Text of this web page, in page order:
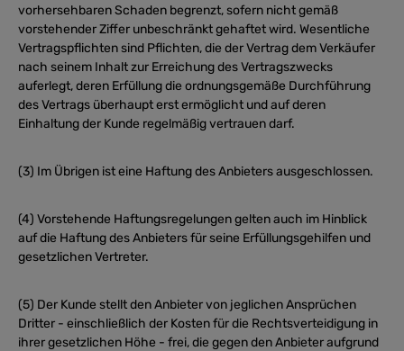
vorhersehbaren Schaden begrenzt, sofern nicht gemäß
vorstehender Ziffer unbeschränkt gehaftet wird. Wesentliche
Vertragspflichten sind Pflichten, die der Vertrag dem Verkäufer
nach seinem Inhalt zur Erreichung des Vertragszwecks
auferlegt, deren Erfüllung die ordnungsgemäße Durchführung
des Vertrags überhaupt erst ermöglicht und auf deren
Einhaltung der Kunde regelmäßig vertrauen darf.
(3) Im Übrigen ist eine Haftung des Anbieters ausgeschlossen.
(4) Vorstehende Haftungsregelungen gelten auch im Hinblick
auf die Haftung des Anbieters für seine Erfüllungsgehilfen und
gesetzlichen Vertreter.
(5) Der Kunde stellt den Anbieter von jeglichen Ansprüchen
Dritter - einschließlich der Kosten für die Rechtsverteidigung in
ihrer gesetzlichen Höhe - frei, die gegen den Anbieter aufgrund